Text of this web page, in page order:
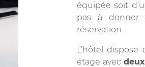
équipée soit
pas à donner
réservation.
L’hôtel
étage avec